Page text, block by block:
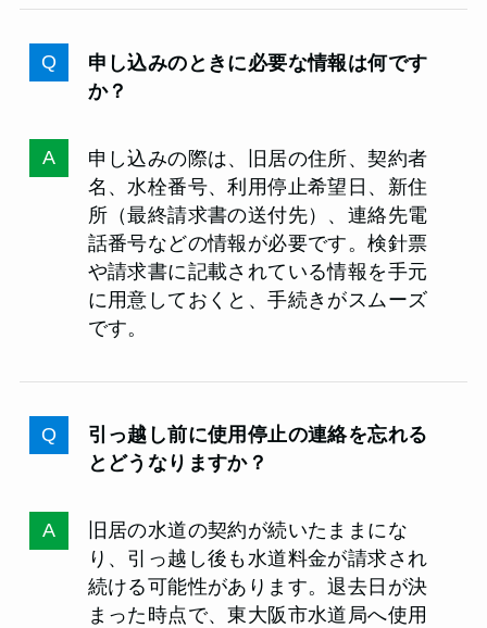
申し込みのときに必要な情報は何です
か？
申し込みの際は、旧居の住所、契約者
名、水栓番号、利用停止希望日、新住
所（最終請求書の送付先）、連絡先電
話番号などの情報が必要です。検針票
や請求書に記載されている情報を手元
に用意しておくと、手続きがスムーズ
です。
引っ越し前に使用停止の連絡を忘れる
とどうなりますか？
旧居の水道の契約が続いたままにな
り、引っ越し後も水道料金が請求され
続ける可能性があります。退去日が決
まった時点で、東大阪市水道局へ使用